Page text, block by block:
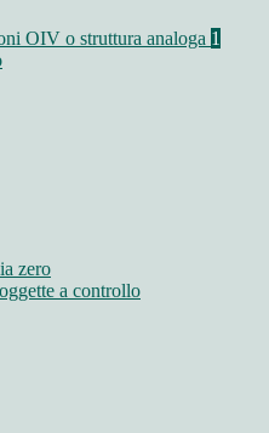
OIV o struttura analoga 1
zero
a controllo